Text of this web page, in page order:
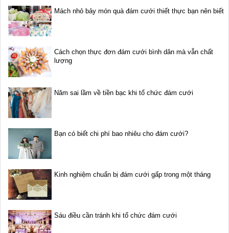
Mách nhỏ bảy món quà đám cưới thiết thực bạn nên biết
Cách chọn thực đơn đám cưới bình dân mà vẫn chất
lượng
Năm sai lầm về tiền bạc khi tổ chức đám cưới
Bạn có biết chi phí bao nhiêu cho đám cưới?
Kinh nghiệm chuẩn bị đám cưới gấp trong một tháng
Sáu điều cần tránh khi tổ chức đám cưới